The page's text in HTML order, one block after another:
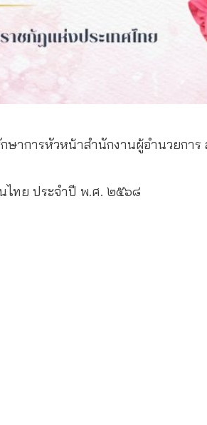
าการหัวหน้าสำนักงานผู้อำนวยกา
ไทย ประจำปี พ.ศ. ๒๕๖๘